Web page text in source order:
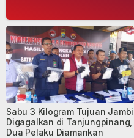
Sabu 3 Kilogram Tujuan Jambi
Digagalkan di Tanjungpinang,
Dua Pelaku Diamankan